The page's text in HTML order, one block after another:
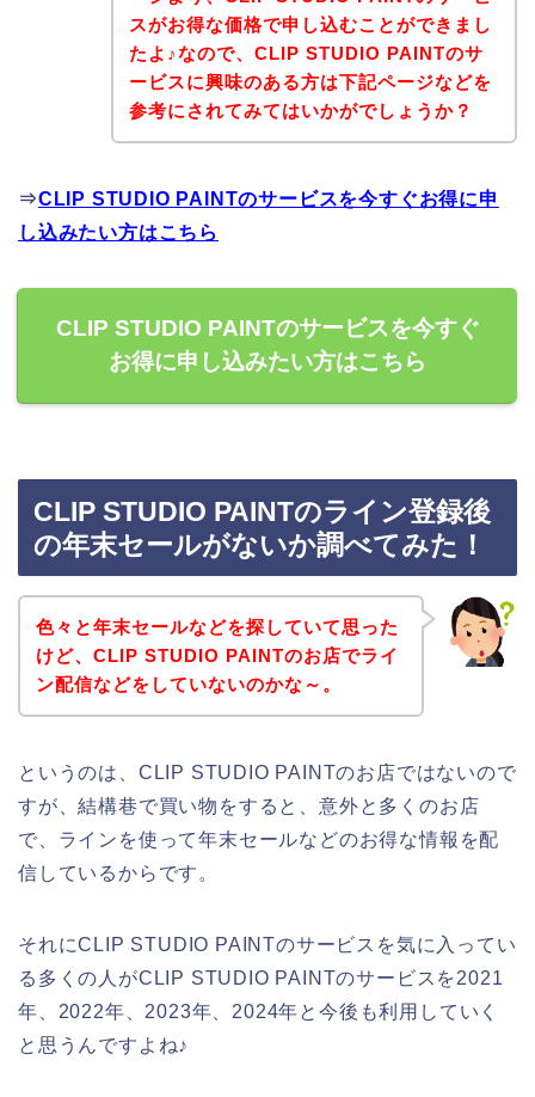
スがお得な価格で申し込むことができまし
たよ♪なので、CLIP STUDIO PAINTのサ
ービスに興味のある方は下記ページなどを
参考にされてみてはいかがでしょうか？
⇒CLIP STUDIO PAINTのサービスを今すぐお得に申
し込みたい方はこちら
CLIP STUDIO PAINTのサービスを今すぐ
お得に申し込みたい方はこちら
CLIP STUDIO PAINTのライン登録後
の年末セールがないか調べてみた！
色々と年末セールなどを探していて思った
けど、CLIP STUDIO PAINTのお店でライ
ン配信などをしていないのかな～。
というのは、CLIP STUDIO PAINTのお店ではないので
すが、結構巷で買い物をすると、意外と多くのお店
で、ラインを使って年末セールなどのお得な情報を配
信しているからです。
それにCLIP STUDIO PAINTのサービスを気に入ってい
る多くの人がCLIP STUDIO PAINTのサービスを2021
年、2022年、2023年、2024年と今後も利用していく
と思うんですよね♪